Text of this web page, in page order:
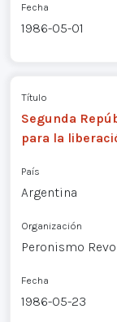
Fecha
1986-05-01
Título
Segunda
para la
País
Argentina
Organización
Peronismo
Fecha
1986-05-23